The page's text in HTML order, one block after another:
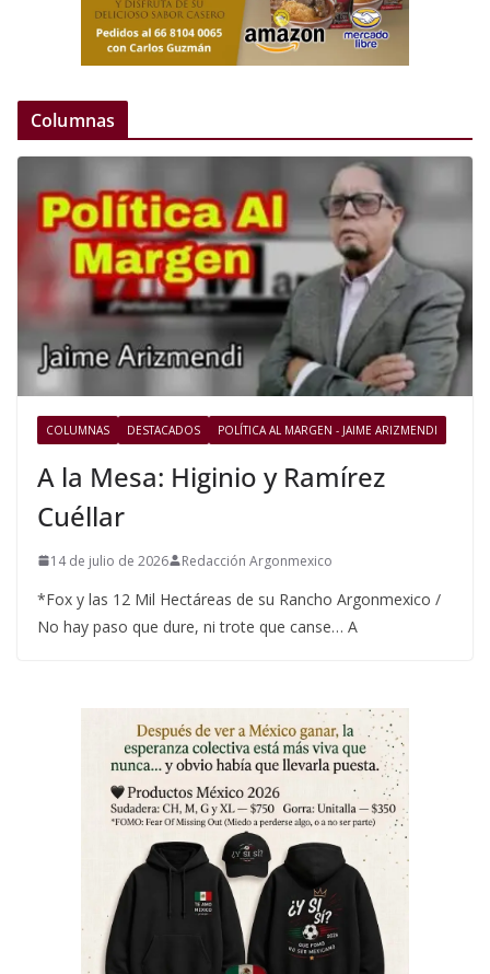
Columnas
COLUMNAS DESTACADOS POLÍTICA AL MARGEN - JAIME ARIZMENDI
A la Mesa: Higinio y Ramírez
Cuéllar
14 de julio de 2026 Redacción Argonmexico
*Fox y las 12 Mil Hectáreas de su Rancho Argonmexico /
No hay paso que dure, ni trote que canse… A